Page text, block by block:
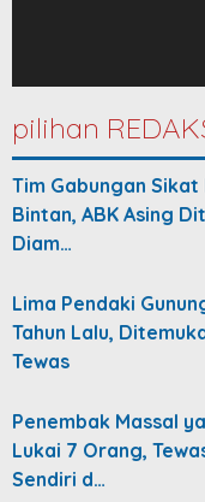
pilihan
Tim Gabungan
Bintan, ABK Asing
Diam…
Lima Pendaki
Tahun Lalu,
Tewas
Penembak Massal
Lukai 7 Orang,
Sendiri d…